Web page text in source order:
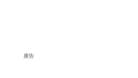
廣告